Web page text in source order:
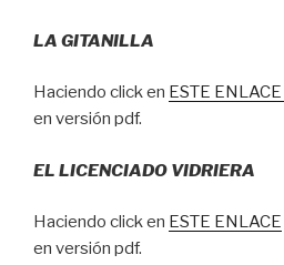
LA GITANILLA
Haciendo click en ESTE ENLACE
en versión pdf.
EL LICENCIADO VIDRIERA
Haciendo click en ESTE ENLACE
en versión pdf.